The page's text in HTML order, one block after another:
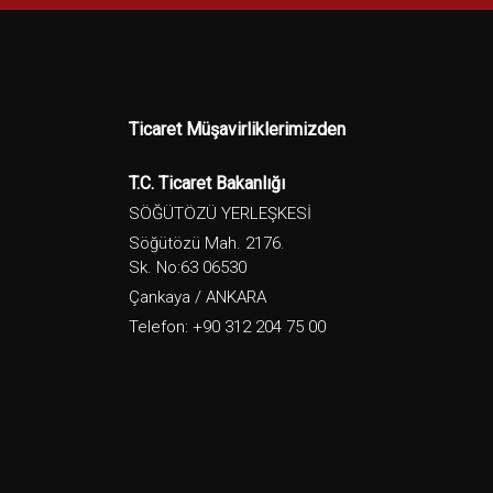
Ticaret Müşavirliklerimizden
T.C. Ticaret Bakanlığı
SÖĞÜTÖZÜ YERLEŞKESİ
Söğütözü Mah. 2176.
Sk. No:63 06530
Çankaya / ANKARA
Telefon: +90 312 204 75 00